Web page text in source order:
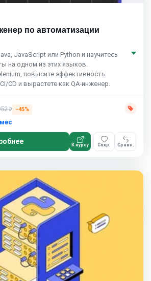
по автоматизации
JavaScript или Python и научитесь
на одном из этих языков.
повысите эффективность
CD и вырастете как QA-инженер.
₽
−45%
К курсу Сохр. Сравн.